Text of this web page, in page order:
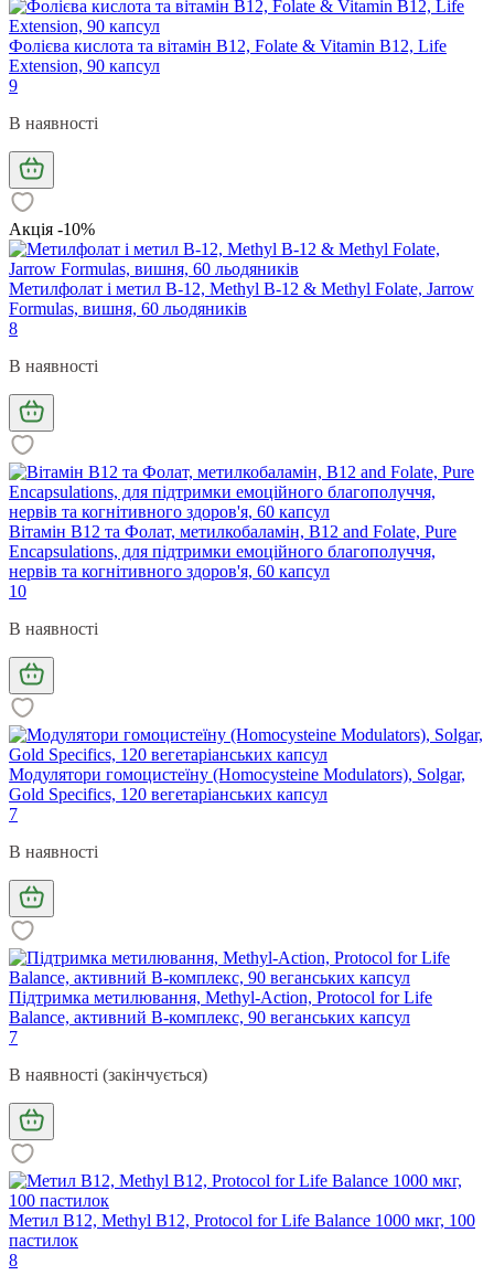
Фолієва кислота та вітамін В12, Folate & Vitamin B12, Life
Extension, 90 капсул
9
В наявності
Акція -10%
Метилфолат і метил B-12, Methyl B-12 & Methyl Folate, Jarrow
Formulas, вишня, 60 льодяників
8
В наявності
Вітамін B12 та Фолат, метилкобаламін, B12 and Folate, Pure
Encapsulations, для підтримки емоційного благополуччя,
нервів та когнітивного здоров'я, 60 капсул
10
В наявності
Модулятори гомоцистеїну (Homocysteine Modulators), Solgar,
Gold Specifics, 120 вегетаріанських капсул
7
В наявності
Підтримка метилювання, Methyl-Action, Protocol for Life
Balance, активний В-комплекс, 90 веганських капсул
7
В наявності (закінчується)
Метил В12, Methyl B12, Protocol for Life Balance 1000 мкг, 100
пастилок
8